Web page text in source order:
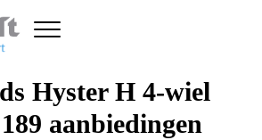
Hyster H 4-wiel
aanbiedingen